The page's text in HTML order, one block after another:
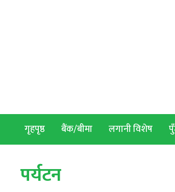
गृहपृष्ठ बैंक/बीमा लगानी विशेष
पर्यटन